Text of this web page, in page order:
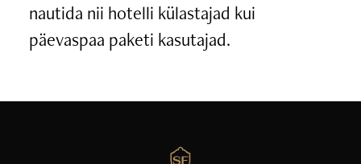
nautida nii hotelli külastajad kui
päevaspaa paketi kasutajad.